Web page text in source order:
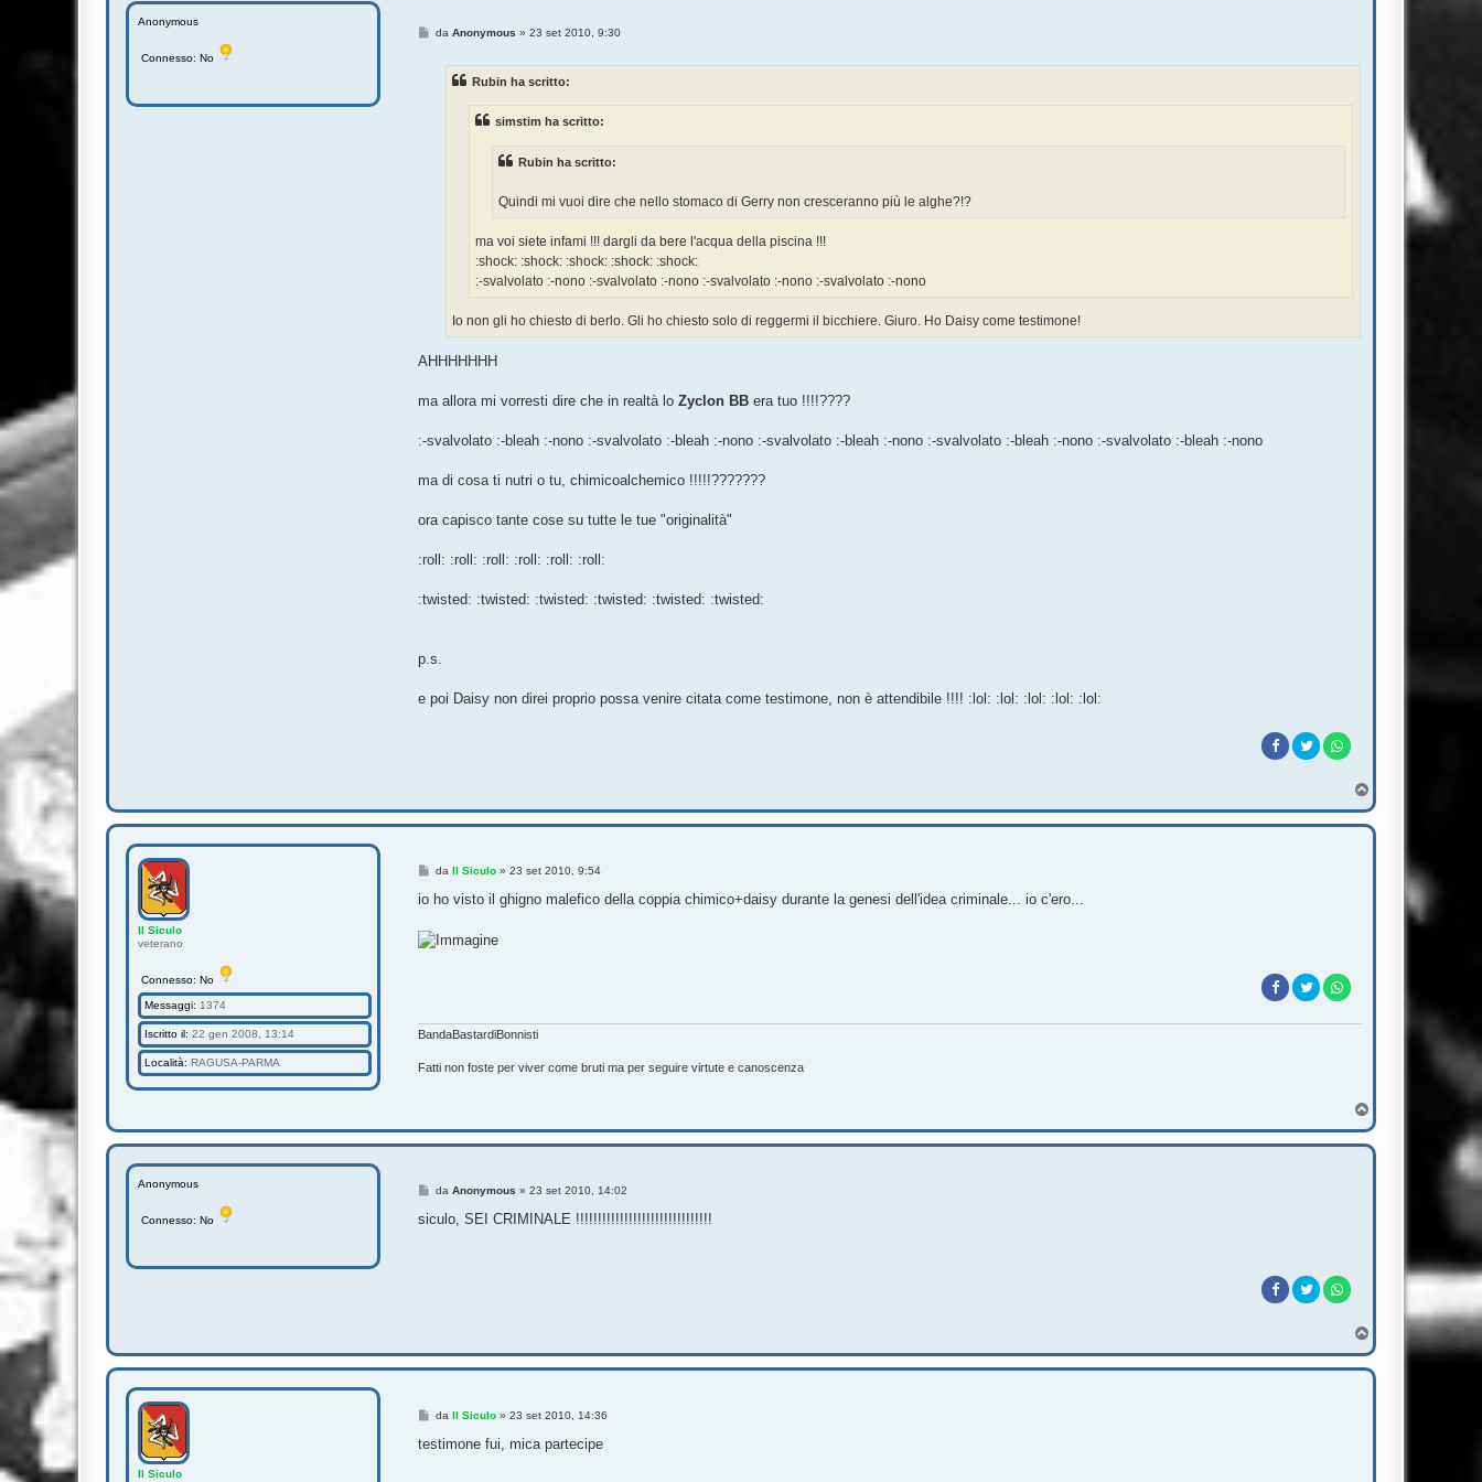
Anonymous
Connesso: No
MdaAnonymous »23 set 2010, 9:30
Rubin ha scritto:
simstim ha scritto:
Rubin ha scritto:
Quindi mi vuoi dire che nello stomaco di Gerry non cresceranno più le alghe?!?
ma voi siete infami !!! dargli da bere l'acqua della piscina !!!
:shock: :shock: :shock: :shock: :shock:
:-svalvolato :-nono :-svalvolato :-nono :-svalvolato :-nono :-svalvolato :-nono
Io non gli ho chiesto di berlo. Gli ho chiesto solo di reggermi il bicchiere. Giuro. Ho Daisy come testimone!
AHHHHHHH
ma allora mi vorresti dire che in realtà loZyclon BB era tuo !!!!????
:-svalvolato :-bleah :-nono :-svalvolato :-bleah :-nono :-svalvolato :-bleah :-nono :-svalvolato :-bleah :-nono :-svalvolato :-bleah :-nono
ma di cosa ti nutri o tu, chimicoalchemico !!!!!???????
ora capisco tante cose su tutte le tue "originalità"
:roll: :roll: :roll: :roll: :roll: :roll:
:twisted: :twisted: :twisted: :twisted: :twisted: :twisted:
p.s.
e poi Daisy non direi proprio possa venire citata come testimone, non è attendibile !!!! :lol: :lol: :lol: :lol: :lol:
o
Il Siculo
veterano
Connesso: No
Messaggi: 1374
Iscritto il: 22 gen 2008, 13:14
Località: RAGUSA-PARMA
M
s
g
g
daIl Siculo »23 set 2010, 9:54
io ho visto il ghigno malefico della coppia chimico+daisy durante la genesi dell'idea criminale... io c'ero...
BandaBastardiBonnisti
Fatti non foste per viver come bruti ma per seguire virtute e canoscenza
o
Anonymous
Connesso: No
M
s
daAnonymous »23 set 2010, 14:02
siculo, SEI CRIMINALE !!!!!!!!!!!!!!!!!!!!!!!!!!!!!!!
o
Il Siculo
M
s
daIl Siculo »23 set 2010, 14:36
testimone fui, mica partecipe